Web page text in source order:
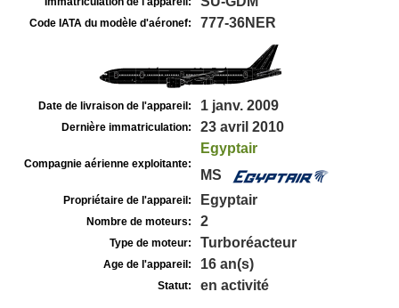
Code IATA du modèle d'aéronef: 777-36NER
Date de livraison de l'appareil: 1 janv. 2009
Dernière immatriculation: 23 avril 2010
Compagnie aérienne exploitante:
Egyptair
MS
Propriétaire de l'appareil: Egyptair
Nombre de moteurs: 2
Type de moteur: Turboréacteur
Age de l'appareil: 16 an(s)
Statut: en activité